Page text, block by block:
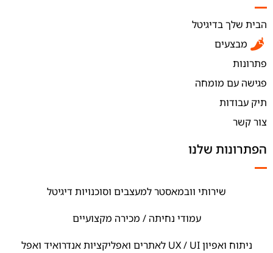
הבית שלך בדיגיטל
מבצעים
פתרונות
פגישה עם מומחה
תיק עבודות
צור קשר
הפתרונות שלנו
שירותי וובמאסטר למעצבים וסוכנויות דיגיטל
עמודי נחיתה / מכירה מקצועיים
ניתוח ואפיון UX / UI לאתרים ואפליקציות אנדרואיד ואפל